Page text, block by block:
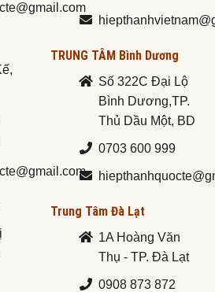
TRUNG TÂM Bình Dương
Số 322C Đại Lộ
Bình Dương,TP.
Thủ Dầu Một, BD
0703 600 999
Trung Tâm Đà Lạt
1A Hoàng Văn
Thụ - TP. Đà Lạt
0908 873 872